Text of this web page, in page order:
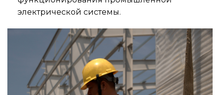
электрической системы.